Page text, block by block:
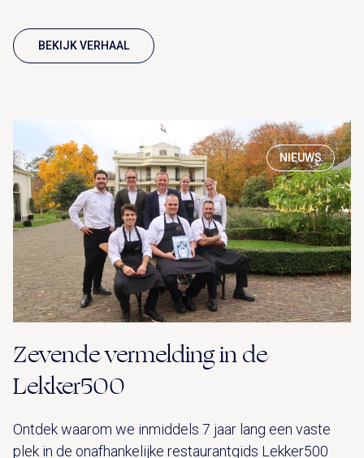
BEKIJK VERHAAL
NIEUWS
Zevende vermelding in de
Lekker500
Ontdek waarom we inmiddels 7 jaar lang een vaste
plek in de onafhankelijke restaurantgids Lekker500